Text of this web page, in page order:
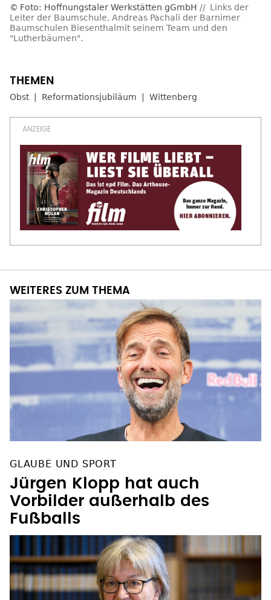
Foto: Hoffnungstaler Werkstätten gGmbH
Links der
Leiter der Baumschule, Andreas Pachali der Barnimer
Baumschulen Biesenthalmit seinem Team und den
"Lutherbäumen".
Obst Reformationsjubiläum Wittenberg
Jürgen Klopp hat auch
Vorbilder außerhalb des
Fußballs